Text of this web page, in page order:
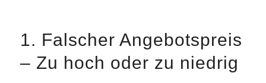
1. Falscher Angebotspreis
– Zu hoch oder zu niedrig